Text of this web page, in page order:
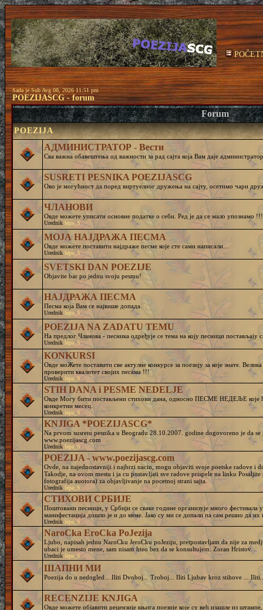
Sada je Sub Avg 08, 2026 11:51 pm
POEZIJASCG - forum
Forum
POEZIJA
АДМИНИСТРАТОР - Вести
Сва важна обавештења од важности за рад сајта која Вам даје
SUSRETI PESNIKA POEZIJASCG
Ово је могућност да поред виртуелног дружења на сајту, осетимо
ЧЛАНОВИ
Овде можете уписати основне податке о себи. Ред је да се мало упознамо !!!
Urednik lepa_S
МОЈА НАЈДРАЖА ПЕСМА
Овде можете поставити најдраже песме које сте сами написали...
Urednik lepa_S
SVETSKI DAN POEZIJE
Objavite bar po jednu svoju pesmu!
НАЈДРАЖА ПЕСМА
Песма која Вам се највише допада.
Urednik lepa_S
POEZIJA NA ZADATU TEMU
На предлог Чланова - песника одређује се тема на коју песници
Urednik lepa_S
KONKURSI
Овде моЖете поставити све актулне конкурсе за поезију за које знате.
проверити квалитет својих песама !!!
Urednik lepa_S
STIH DANA i PESME NEDELJE
Овде Могу бити постављени стихови дана, односно ПЕСМЕ НЕДЕЉЕ које
конкретни месец.
Urednik lepa_S
KNJIGA *POEZIJASCG*
Na prvom susretu pesnika u Beogradu 28.10.2007. godine dogovoreno je da
www.poezijascg.com
Urednik lepa_S
POEZIJA - www.poezijascg.com
Ovde, na najednostavniji i najbrzi nacin, mogu objaviti svoje poetske radove i
Takodje, na ovom mestu i ja cu postavljati sve radove prispele na linku
fotografija auotora) za objavljivanje na pocetnoj strani sajta.
Urednik lepa_S
СТИХОВИ СРБИЈЕ
Поштовани песници, у Србији се сваке године организује много фестивала
манифестација дошло је и до мене. Јако су ми се допали па сам решио да
Urednik lepa_S
NaroCka EroCka PoJezija
Ljubo, napisah jednu NaroCku JeroCku poJeziju, pretpostavljam da nije za
ubaci je umesto mene, sam nisam hteo bez da se konsultujem. Zoran Hristov.
Urednik lepa_S
ШАПНИ МИ
Poezija do u nedogled... Iliti Dvoboj... Troboj... Iliti Ljubav kroz stihove ...
RECENZIJE KNJIGA
Овде можете објавити рецензије књига поезије које су већ изашле из